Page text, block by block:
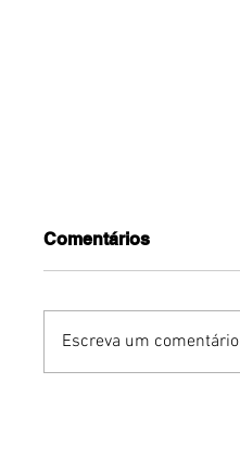
Comentários
Escreva um comentário